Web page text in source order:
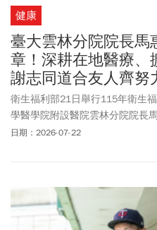
健康
臺大雲林分院院長馬
章！深耕在地醫療、
謝志同道合友人齊努
衛生福利部21日舉行115年衛生
學醫學院附設醫院雲林分院院長
護、公共衛生及偏鄉醫療發展，
醫院雲林分院近年持續推動醫療
康平權的成果。
日期：2026-07-22